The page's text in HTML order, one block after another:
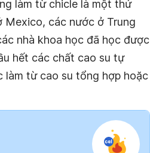
làm từ chicle là một thứ
Mexico, các nước ở Trung
nhà khoa học đã học được
hết các chất cao su tự
làm từ cao su tổng hợp hoặc